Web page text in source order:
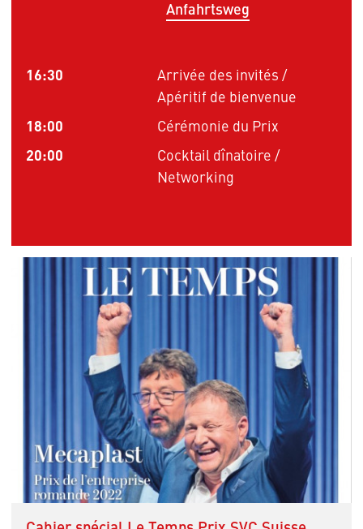
Anfahrtsweg
16:30
Arrivée des invités /
Apéritif de bienvenue
18:00 Cérémonie du Prix
20:00
Cocktail dînatoire /
Networking